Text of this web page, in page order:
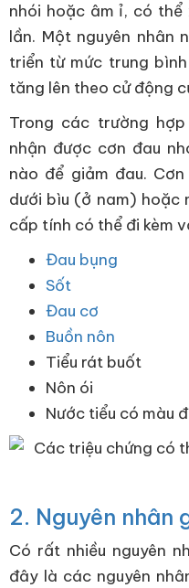
nhói hoặc âm ỉ, có thể
lần. Một nguyên nhân
triển từ mức trung
tăng lên theo cử động
Trong các trường
nhận được cơn đau
nào để giảm đau.
dưới bìu (ở nam) hoặc
cấp tính có thể đi kèm
Đau bụng
Sốt
Đau cơ
Buồn nôn
Tiểu rát buốt
Nôn ói
Nước tiểu có màu
2. Nguyên nhân
Có rất nhiều nguyên
đây là các nguyên